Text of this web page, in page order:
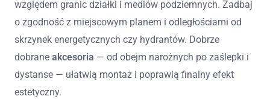
względem granic działki i mediów podziemnych. Zadbaj
o zgodność z miejscowym planem i odległościami od
skrzynek energetycznych czy hydrantów. Dobrze
dobrane akcesoria — od obejm narożnych po zaślepki i
dystanse — ułatwią montaż i poprawią finalny efekt
estetyczny.